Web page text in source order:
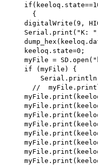
{
digitalWrite(9,
Serial.print("K:
keeloq.state=0;
myFile =
if (myFile) {
//